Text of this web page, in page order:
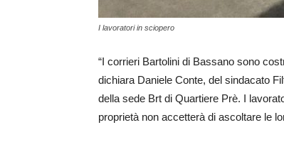
I lavoratori in sciopero
“I corrieri Bartolini di Bassano sono
dichiara Daniele Conte, del sindacato
della sede Brt di Quartiere Prè. I
proprietà non accetterà di ascoltare le